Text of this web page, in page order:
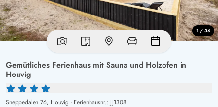
Gemütliches Ferienhaus mit Sauna und Holzofen in
Houvig
Sneppedalen 76, Houvig - Ferienhausnr.: JJ1308
1 / 36